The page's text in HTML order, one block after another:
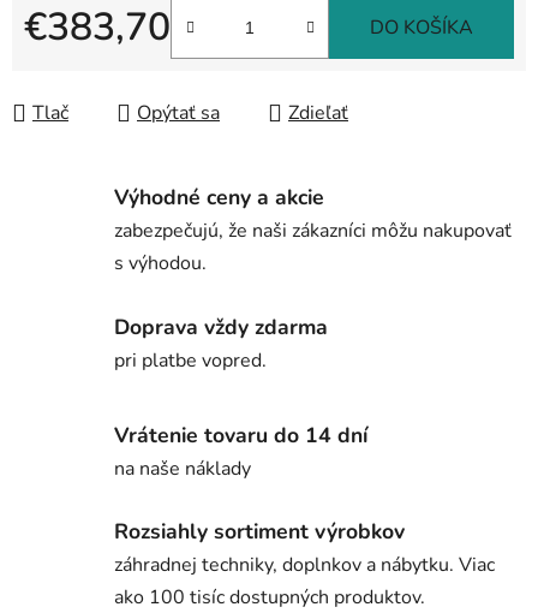
€383,70 DO KOŠÍKA
Tlač Opýtať sa Zdieľať
Výhodné ceny a akcie
zabezpečujú, že naši zákazníci môžu nakupovať
s výhodou.
Doprava vždy zdarma
pri platbe vopred.
Vrátenie tovaru do 14 dní
na naše náklady
Rozsiahly sortiment výrobkov
záhradnej techniky, doplnkov a nábytku. Viac
ako 100 tisíc dostupných produktov.